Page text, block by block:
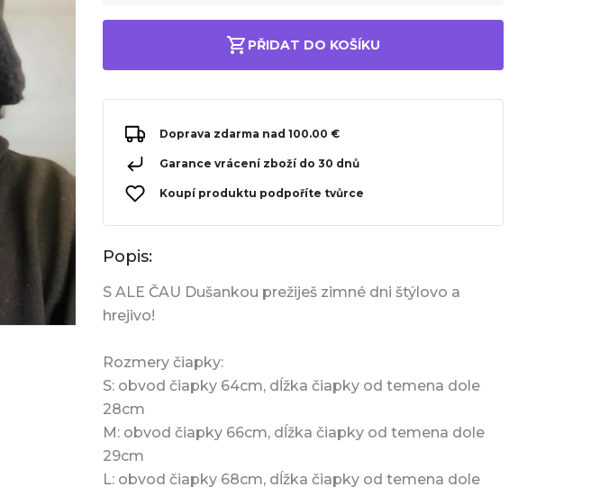
PŘIDAT DO KOŠÍKU
Doprava zdarma nad 100.00 €
Garance vrácení zboží do 30 dnů
Koupí produktu podpoříte tvůrce
Popis:
S ALE ČAU Dušankou prežiješ zimné dni štýlovo a
hrejivo!
Rozmery čiapky:
S: obvod čiapky 64cm, dĺžka čiapky od temena dole
28cm
M: obvod čiapky 66cm, dĺžka čiapky od temena dole
29cm
L: obvod čiapky 68cm, dĺžka čiapky od temena dole